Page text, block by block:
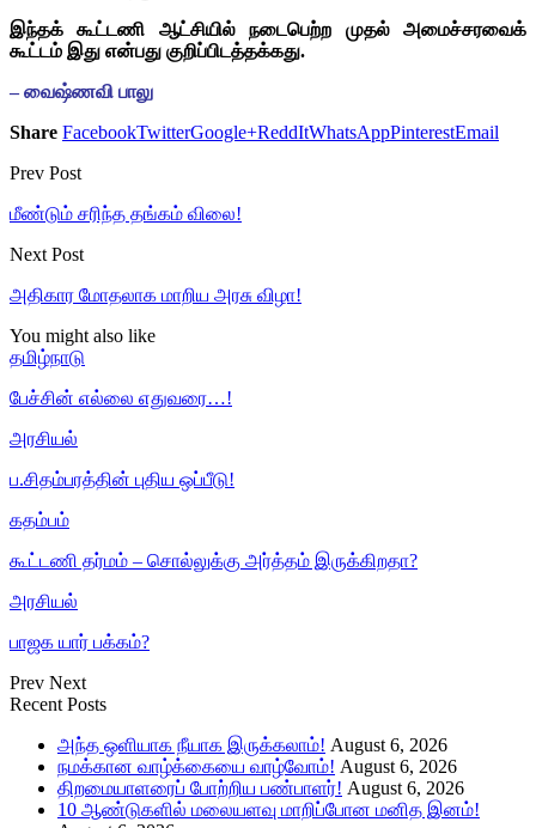
இந்தக் கூட்டணி ஆட்சியில் நடைபெற்ற முதல் அமைச்சரவைக்
கூட்டம் இது என்பது குறிப்பிடத்தக்கது.
– வைஷ்ணவி பாலு
Share FacebookTwitterGoogle+ReddItWhatsAppPinterestEmail
Prev Post
மீண்டும் சரிந்த தங்கம் விலை!
Next Post
அதிகார மோதலாக மாறிய அரசு விழா!
You might also like
தமிழ்நாடு
பேச்சின் எல்லை எதுவரை…!
அரசியல்
ப.சிதம்பரத்தின் புதிய ஒப்பீடு!
கதம்பம்
கூட்டணி தர்மம் – சொல்லுக்கு அர்த்தம் இருக்கிறதா?
அரசியல்
பாஜக யார் பக்கம்?
Prev Next
Recent Posts
அந்த ஒளியாக நீயாக இருக்கலாம்! August 6, 2026
நமக்கான வாழ்க்கையை வாழ்வோம்! August 6, 2026
திறமையாளரைப் போற்றிய பண்பாளர்! August 6, 2026
10 ஆண்டுகளில் மலையளவு மாறிப்போன மனித இனம்!